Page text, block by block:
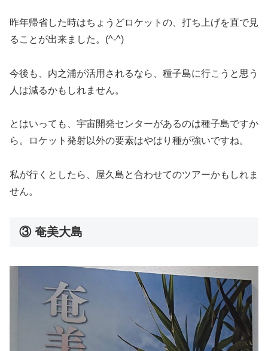
昨年帰省した時はちょうどロケットの、打ち上げを直で見
ることが出来ました。(^-^)
今後も、内之浦が活用されるなら、種子島に行こうと思う
人は減るかもしれません。
とはいっても、宇宙開発センターがあるのは種子島ですか
ら。ロケット発射以外の要素はやはり種が強いですね。
私が行くとしたら、屋久島と合わせてのツアーかもしれま
せん。
③ 奄美大島